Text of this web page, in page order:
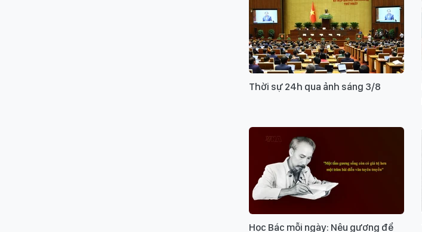
Thời sự 24h qua ảnh sáng 3/8
Học Bác mỗi ngày: Nêu gương để